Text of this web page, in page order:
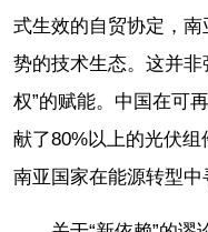
式生效的自贸协定，
势的技术生态。这并
权”的赋能。中国在可
献了80%以上的光伏
南亚国家在能源转型中